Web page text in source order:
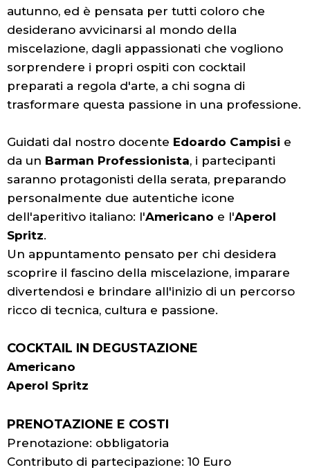
autunno, ed è pensata per tutti coloro che
desiderano avvicinarsi al mondo della
miscelazione, dagli appassionati che vogliono
sorprendere i propri ospiti con cocktail
preparati a regola d'arte, a chi sogna di
trasformare questa passione in una professione.
Guidati dal nostro docente Edoardo Campisi e
da un Barman Professionista, i partecipanti
saranno protagonisti della serata, preparando
personalmente due autentiche icone
dell'aperitivo italiano: l'Americano e l'Aperol
Spritz.
Un appuntamento pensato per chi desidera
scoprire il fascino della miscelazione, imparare
divertendosi e brindare all'inizio di un percorso
ricco di tecnica, cultura e passione.
COCKTAIL IN DEGUSTAZIONE
Americano
Aperol Spritz
PRENOTAZIONE E COSTI
Prenotazione: obbligatoria
Contributo di partecipazione: 10 Euro